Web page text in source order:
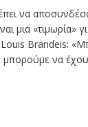
να
«τιμωρία»
Brandeis:
να